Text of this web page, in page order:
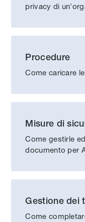
privacy di
Procedure
Come caricare
Misure di
Come gestirle
documento per
Gestione dei
Come